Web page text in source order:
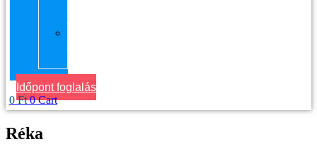
Időpont foglalás
0Ft 0 Cart
Réka